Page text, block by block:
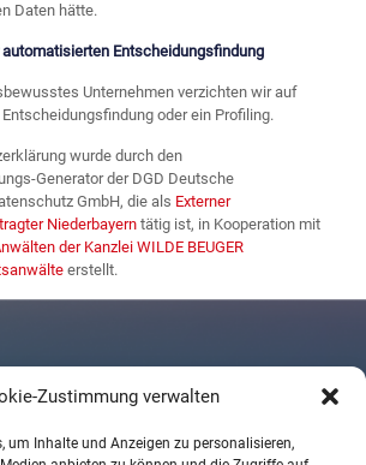
Zustimmung verwalten
um Inhalte und Anzeigen zu personalisieren,
Daten hätte.
automatisierten Entscheidungsfindung
Unternehmen verzichten wir auf
oder ein Profiling.
wurde durch den
Generator der DGD Deutsche
GmbH, die als Externer
Niederbayern tätig ist, in Kooperation mit
der Kanzlei WILDE BEUGER
erstellt.
Sie uns